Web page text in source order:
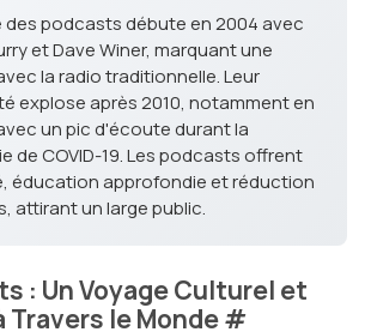
des podcasts débute en 2004 avec
et Dave Winer, marquant une
la radio traditionnelle. Leur
explose après 2010, notamment en
un pic d'écoute durant la
de COVID-19. Les podcasts offrent
éducation approfondie et réduction
attirant un large public.
: Un Voyage Culturel et
Travers le Monde#